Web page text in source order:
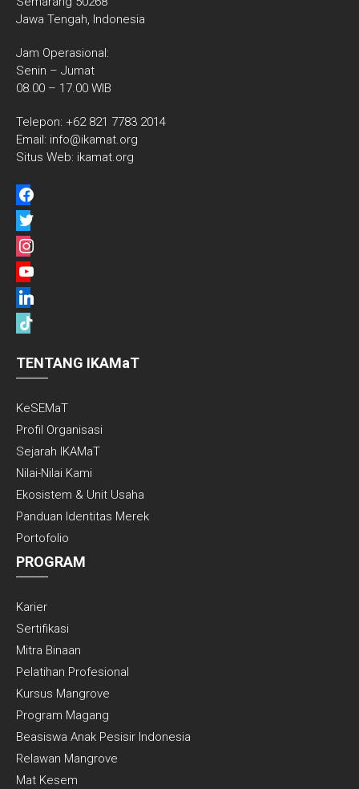
Jawa Tengah, Indonesia
Jam Operasional:
Senin – Jumat
08.00 – 17.00 WIB
Telepon: +62 821 7783 2014
Email: info@ikamat.org
Situs Web: ikamat.org
facebook
twitter
instagram
youtube
linkedin
tiktok
TENTANG IKAMaT
KeSEMaT
Profil Organisasi
Sejarah IKAMaT
Nilai-Nilai Kami
Ekosistem & Unit Usaha
Panduan Identitas Merek
Portofolio
PROGRAM
Karier
Sertifikasi
Mitra Binaan
Pelatihan Profesional
Kursus Mangrove
Program Magang
Beasiswa Anak Pesisir Indonesia
Relawan Mangrove
Mat Kesem